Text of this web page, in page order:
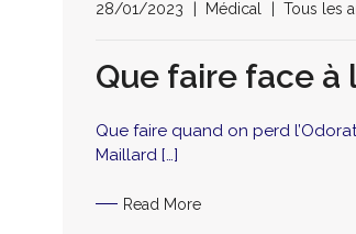
28/01/2023 Médical Tous les
Que faire face à
Que faire quand on perd
Maillard […]
Read More